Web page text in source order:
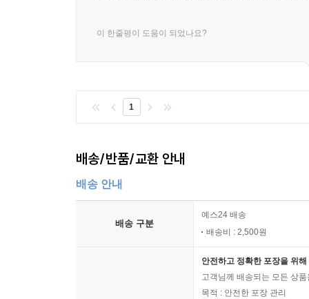
이 한줄평이 도움이 되었나요?
1
배송/반품/교환 안내
배송 안내
배송 구분
예스24 배송
배송비 : 2,500원
안전하고 정확한 포장을 위
고객님께 배송되는 모든 상
목적 : 안전한 포장 관리